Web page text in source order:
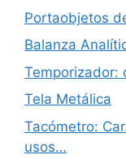
Portaobjetos
Balanza
Temporizador:
Tela Metálica
Tacómetro:
usos…